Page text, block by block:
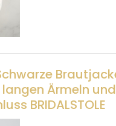
Ärmeln und
BRIDALSTOLE